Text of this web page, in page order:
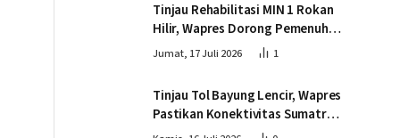
Tinjau Rehabilitasi MIN 1 Rokan
Hilir, Wapres Dorong Pemenuhan
Sarana Prasarana Pendidikan
Jumat, 17 Juli 2026 1
Tinjau Tol Bayung Lencir, Wapres
Pastikan Konektivitas Sumatra
Berjalan Optimal